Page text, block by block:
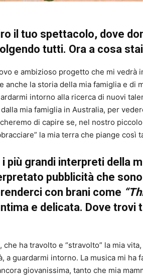
il tuo spettacolo, dove
tutti. Ora a cosa
e ambizioso progetto che mi vedrà
anche la storia della mia famiglia e di
intorno alla ricerca di nuovi
mia famiglia in Australia, per
di capire se, nel nostro
la mia terra che piange così
più grandi interpreti della
pubblicità che
con brani come
e delicata. Dove trovi
che ha travolto e “stravolto” la mia
a guardarmi intorno. La musica mi ha
giovanissima, tanto che mia